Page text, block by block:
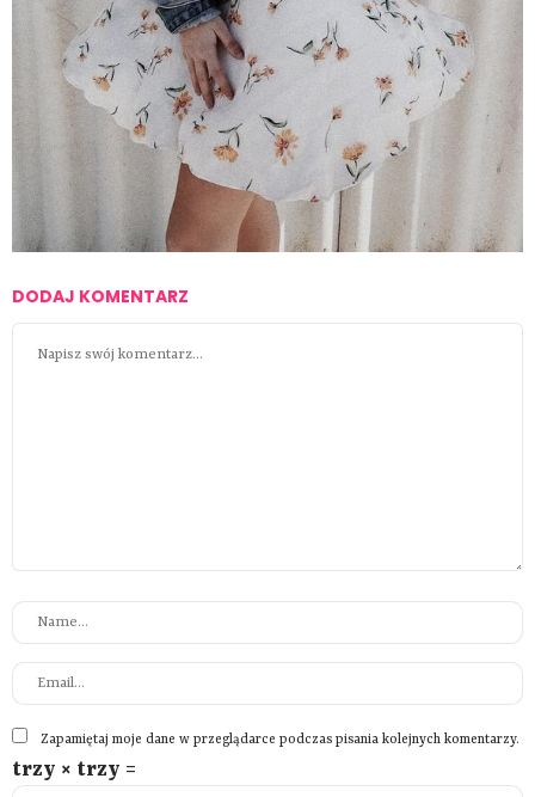
DODAJ KOMENTARZ
Zapamiętaj moje dane w przeglądarce podczas pisania kolejnych komentarzy.
trzy × trzy =